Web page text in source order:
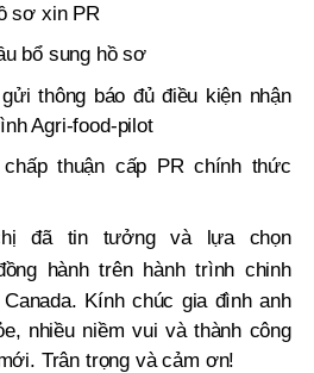
sơ xin PR
bổ sung hồ sơ
thông báo đủ điều kiện nhận
Agri-food-pilot
chấp thuận cấp PR chính thức
đã tin tưởng và lựa chọn
hành trên hành trình chinh
Kính chúc gia đình anh
nhiều niềm vui và thành công
Trân trọng và cảm ơn!